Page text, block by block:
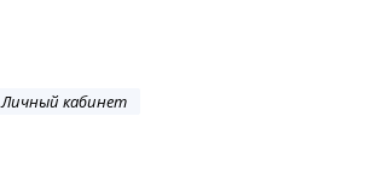
Личный кабинет